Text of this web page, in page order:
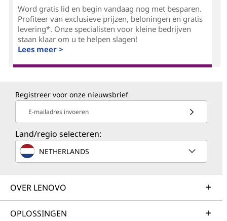
Word gratis lid en begin vandaag nog met besparen.
Profiteer van exclusieve prijzen, beloningen en gratis
levering*. Onze specialisten voor kleine bedrijven
staan klaar om u te helpen slagen!
Lees meer >
Registreer voor onze nieuwsbrief
E-mailadres invoeren
Land/regio selecteren:
NETHERLANDS
OVER LENOVO
OPLOSSINGEN